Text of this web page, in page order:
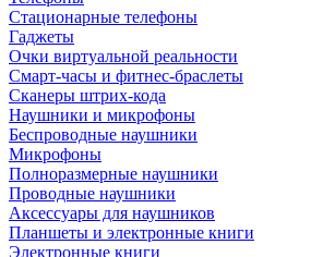
Стационарные телефоны
Гаджеты
Очки виртуальной реальности
Смарт-часы и фитнес-браслеты
Сканеры штрих-кода
Наушники и микрофоны
Беспроводные наушники
Микрофоны
Полноразмерные наушники
Проводные наушники
Аксессуары для наушников
Планшеты и электронные книги
Электронные книги